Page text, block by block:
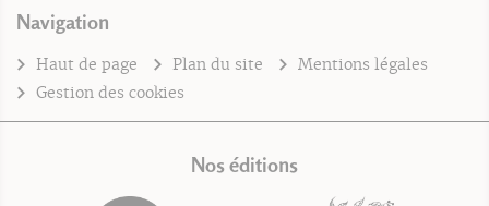
Navigation
Haut de page Plan du site
Mentions légales
Gestion des cookies
Nos éditions